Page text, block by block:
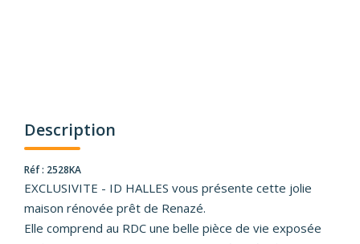
Description
Réf : 2528KA
EXCLUSIVITE - ID HALLES vous présente cette jolie
maison rénovée prêt de Renazé.
Elle comprend au RDC une belle pièce de vie exposée